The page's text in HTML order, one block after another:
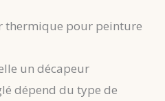
thermique pour peinture
un décapeur
dépend du type de